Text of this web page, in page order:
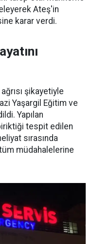
Ateş'in
karar verdi.
şikayetiyle
Yaşargil Eğitim ve
Yapılan
tespit edilen
sırasında
müdahalelerine